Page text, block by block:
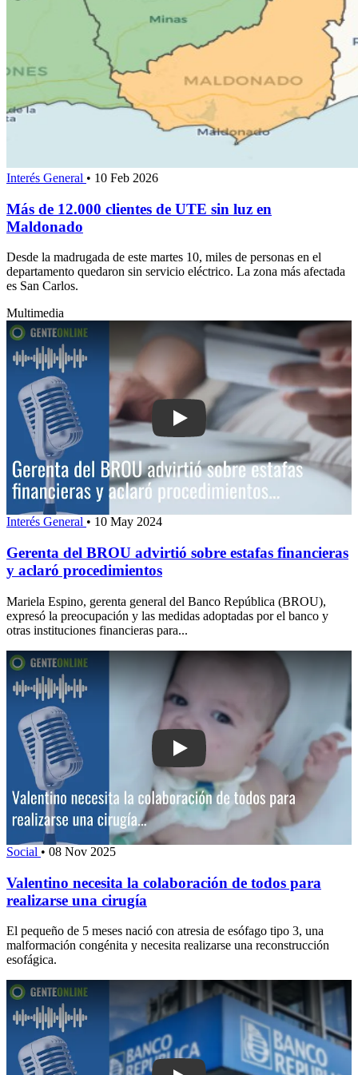
Interés General • 10 Feb 2026
Más de 12.000 clientes de UTE sin luz en
Maldonado
Desde la madrugada de este martes 10, miles de personas en el
departamento quedaron sin servicio eléctrico. La zona más afectada
es San Carlos.
Multimedia
Play: Gerenta del BROU advirtió
Interés General • 10 May 2024
Gerenta del BROU advirtió sobre estafas financieras
y aclaró procedimientos
Mariela Espino, gerenta general del Banco República (BROU),
expresó la preocupación y las medidas adoptadas por el banco y
otras instituciones financieras para...
Play: Valentino necesita la
Social • 08 Nov 2025
Valentino necesita la colaboración de todos para
realizarse una cirugía
El pequeño de 5 meses nació con atresia de esófago tipo 3, una
malformación congénita y necesita realizarse una reconstrucción
esofágica.